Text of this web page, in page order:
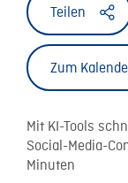
Teilen
Zum
Mit KI-Tools
Social-Media-
Minuten